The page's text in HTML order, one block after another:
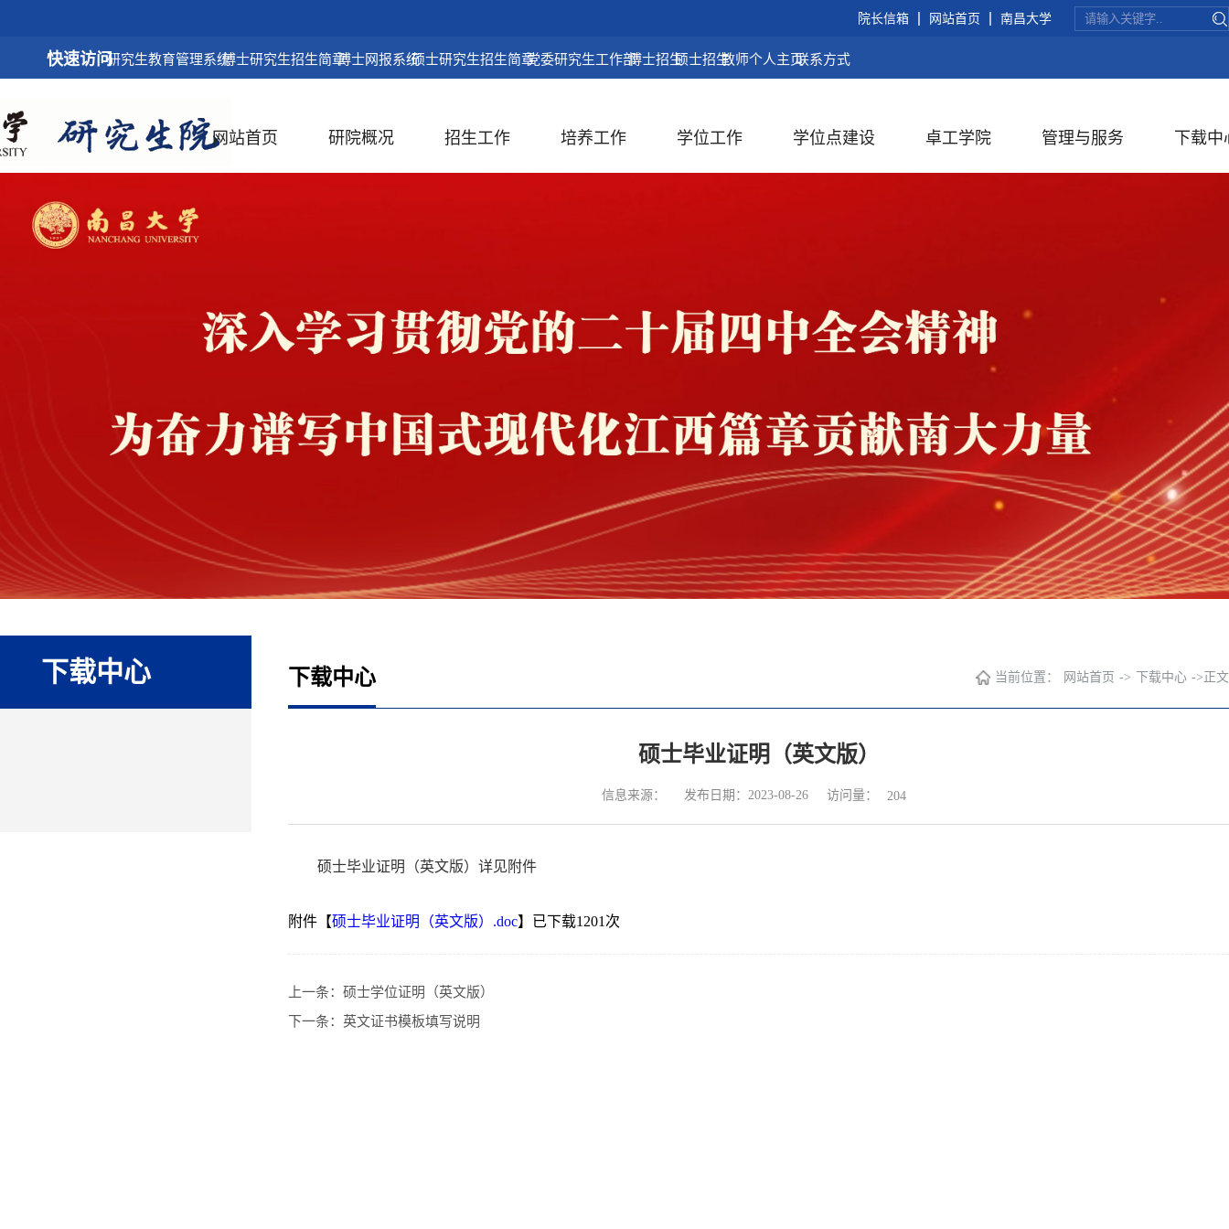
院长信箱 网站首页 南昌大学
快速访问研究生教育管理系统博士研究生招生简章博士网报系统硕士研究生招生简章党委研究生工作部博士招生硕士招生教师个人主页联系方式
网站首页 研院概况 招生工作 培养工作 学位工作 学位点建设 卓工学院 管理与服务 下载中
下载中心 下载中心 当前位置： 网站首页 -> 下载中心 -> 正文
硕士毕业证明（英文版）
信息来源： 发布日期：2023-08-26 访问量： 204
硕士毕业证明（英文版）详见附件
附件【硕士毕业证明（英文版）.doc】已下载1201 次
上一条： 硕士学位证明（英文版）
下一条： 英文证书模板填写说明